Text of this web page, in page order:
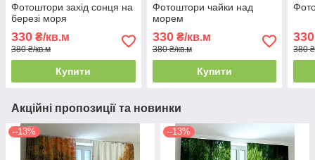
Фотоштори захід сонця на
березі моря
330 ₴/кв.м
380 ₴/кв.м
Купити
Фотоштори чайки над
морем
330₴/кв.м
380 ₴/кв.м
Купити
330
380
Акційні пропозиції та новинки
–13% –13%